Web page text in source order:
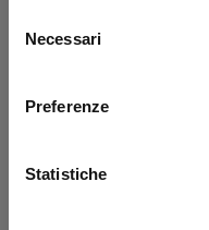
momento dalla
delNecessari
Preferenze
Statistiche
Application error: a
browser